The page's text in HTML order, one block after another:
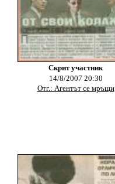
Скрит участник
14/8/2007 20:30
Отг.: Агентът се мръщи